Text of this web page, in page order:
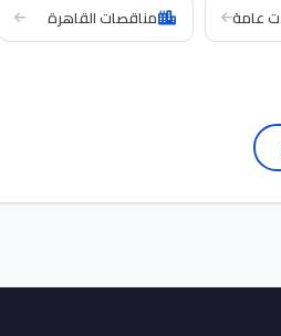
عامة مناقصات القاهرة